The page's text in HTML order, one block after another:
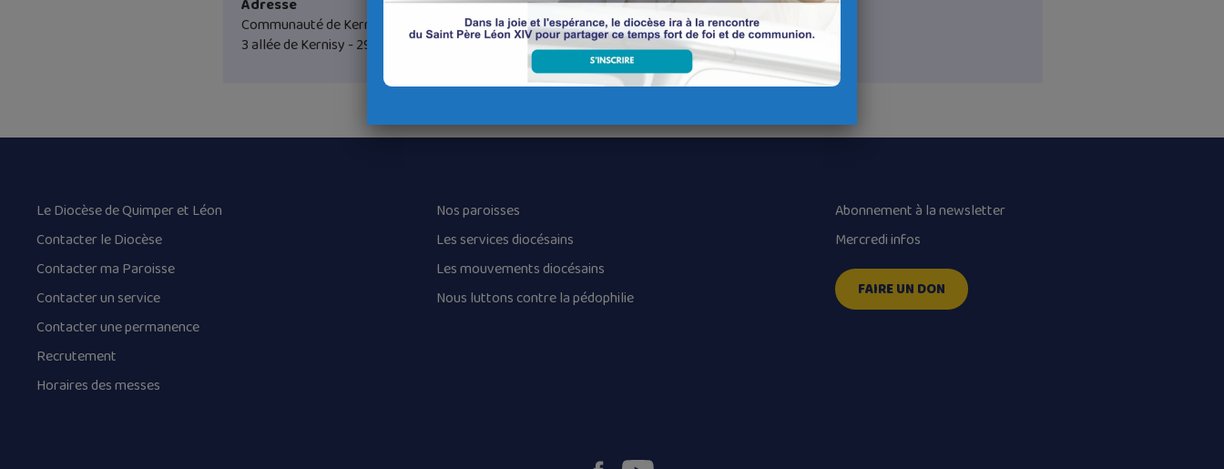
Adresse
Communauté de Kernisy
3 allée de Kernisy - 29000 Quimper
Le Diocèse de Quimper et Léon
Contacter le Diocèse
Contacter ma Paroisse
Contacter un service
Contacter une permanence
Recrutement
Horaires des messes
Nos paroisses
Les services diocésains
Les mouvements diocésains
Nous luttons contre la pédophilie
Abonnement à la newsletter
Mercredi infos
FAIRE UN DON